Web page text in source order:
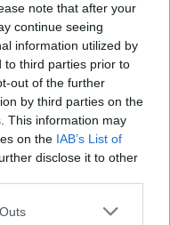
note that after your
continue seeing
information utilized by
to third parties prior to
out of the further
by third parties on the
This information may
on the IAB’s List of
disclose it to other
védett meg senki –
a Garda-tónál 12.